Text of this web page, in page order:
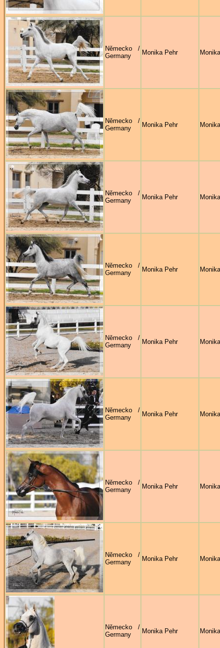
Německo /
Germany
Monika Pehr
Německo /
Germany
Monika Pehr
Německo /
Germany
Monika Pehr
Německo /
Germany
Monika Pehr
Německo /
Germany
Monika Pehr
Německo /
Germany
Monika Pehr
Německo /
Germany
Monika Pehr
Německo /
Germany
Monika Pehr
Německo /
Germany
Monika Pehr